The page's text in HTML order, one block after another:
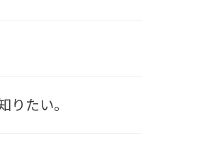
りたい。